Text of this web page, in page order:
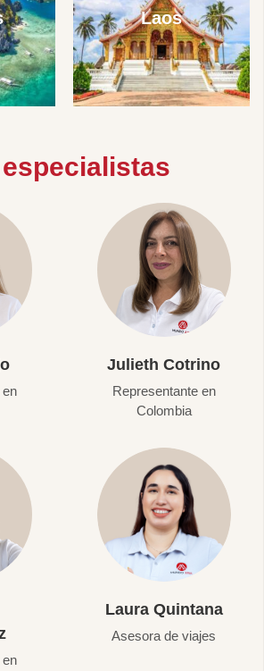
Laos
especialistas
Julieth Cotrino
Representante en
Colombia
Laura Quintana
Asesora de viajes